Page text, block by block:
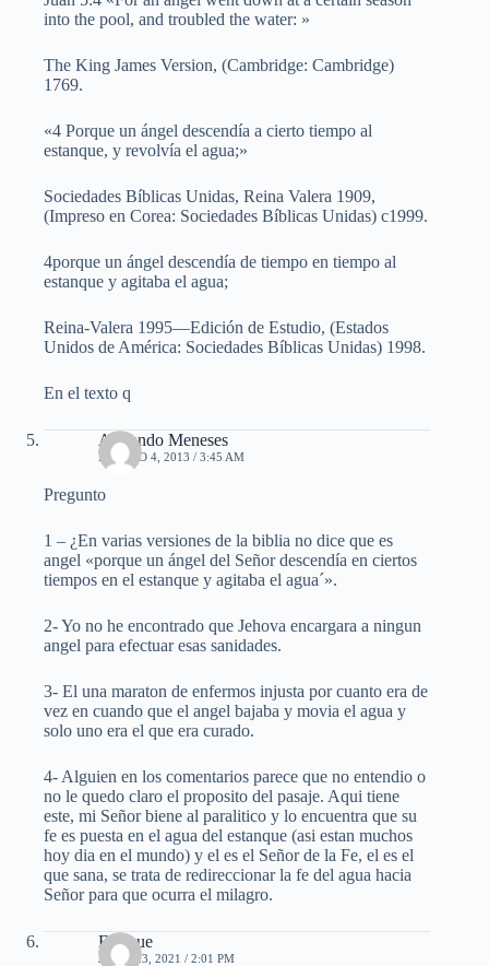
into the pool, and troubled the water: »
The King James Version, (Cambridge: Cambridge)
1769.
«4 Porque un ángel descendía a cierto tiempo al
estanque, y revolvía el agua;»
Sociedades Bíblicas Unidas, Reina Valera 1909,
(Impreso en Corea: Sociedades Bíblicas Unidas) c1999.
4porque un ángel descendía de tiempo en tiempo al
estanque y agitaba el agua;
Reina-Valera 1995—Edición de Estudio, (Estados
Unidos de América: Sociedades Bíblicas Unidas) 1998.
En el texto q
Armando Meneses
AGOSTO 4, 2013 / 3:45 AM
Pregunto
1 – ¿En varias versiones de la biblia no dice que es
angel «porque un ángel del Señor descendía en ciertos
tiempos en el estanque y agitaba el agua´».
2- Yo no he encontrado que Jehova encargara a ningun
angel para efectuar esas sanidades.
3- El una maraton de enfermos injusta por cuanto era de
vez en cuando que el angel bajaba y movia el agua y
solo uno era el que era curado.
4- Alguien en los comentarios parece que no entendio o
no le quedo claro el proposito del pasaje. Aqui tiene
este, mi Señor biene al paralitico y lo encuentra que su
fe es puesta en el agua del estanque (asi estan muchos
hoy dia en el mundo) y el es el Señor de la Fe, el es el
que sana, se trata de redireccionar la fe del agua hacia
Señor para que ocurra el milagro.
Enrique
JULIO 23, 2021 / 2:01 PM